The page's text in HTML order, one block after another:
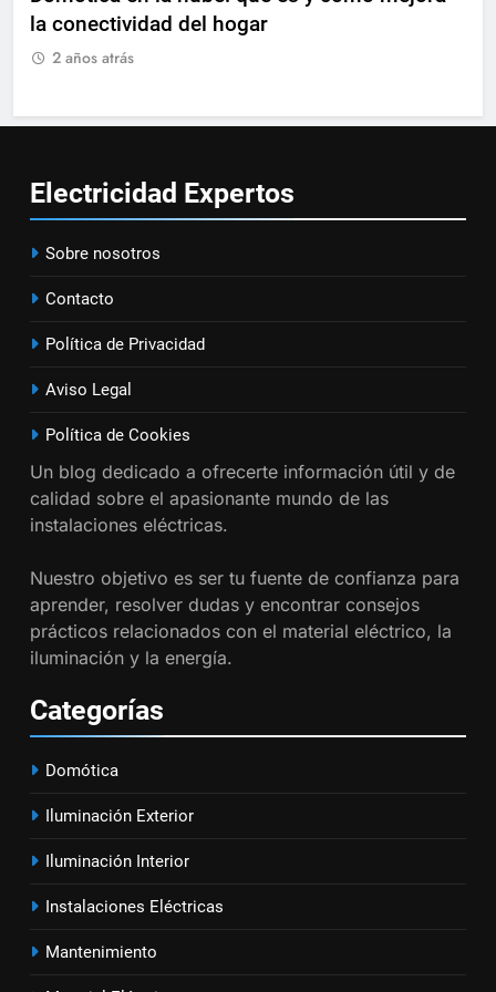
guía práctica
INSTALACIONES ELÉCTRICAS
Cómo instalar tomas de
INSTALACIONES ELÉCTRICAS
18
instalación eléctrica en casa.
INSTALACIONES ELÉCTRICAS
1
2
eléctricas residenciales
INSTALACIONES ELÉCTRICAS
3
inteligente para tu hogar
2 años atrás
Electricidad Expertos
Sobre nosotros
Contacto
Política de Privacidad
Aviso Legal
Política de Cookies
Un blog dedicado a ofrecerte información útil y de
calidad sobre el apasionante mundo de las
instalaciones eléctricas.
Nuestro objetivo es ser tu fuente de confianza para
aprender, resolver dudas y encontrar consejos
prácticos relacionados con el material eléctrico, la
iluminación y la energía.
Categorías
Domótica
Iluminación Exterior
Iluminación Interior
Instalaciones Eléctricas
Mantenimiento